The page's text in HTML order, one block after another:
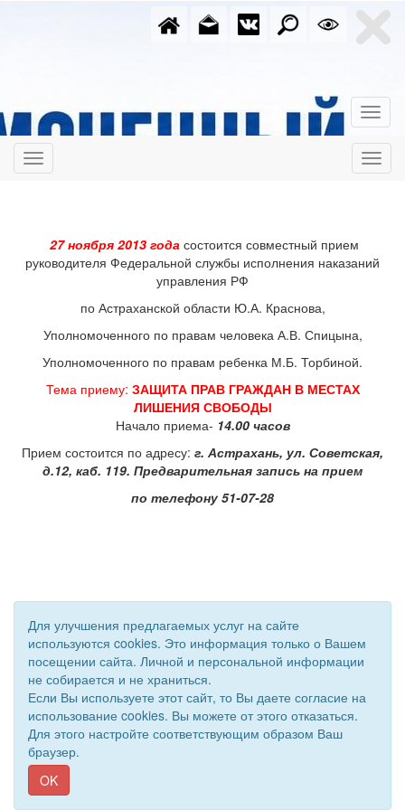
27 ноября 2013 года состоится совместный прием
руководителя Федеральной службы исполнения наказаний
управления РФ
по Астраханской области Ю.А. Краснова,
Уполномоченного по правам человека А.В. Спицына,
Уполномоченного по правам ребенка М.Б. Торбиной.
Тема приему: ЗАЩИТА ПРАВ ГРАЖДАН В МЕСТАХ
ЛИШЕНИЯ СВОБОДЫ
Начало приема- 14.00 часов
Прием состоится по адресу: г. Астрахань, ул. Советская,
д.12, каб. 119. Предварительная запись на прием
по телефону 51-07-28
© 2011 - 2026 Уполномоченный по правам человека. Все
права защищены.
Сайт создан при поддержке «Информационная сеть RD
Для улучшения предлагаемых услуг на сайте
используются cookies. Это информация только о Вашем
посещении сайта. Личной и персональной информации
не собирается и не храниться.
Если Вы используете этот сайт, то Вы даете согласие на
использование cookies. Вы можете от этого отказаться.
Для этого настройте соответствующим образом Ваш
браузер.
OK